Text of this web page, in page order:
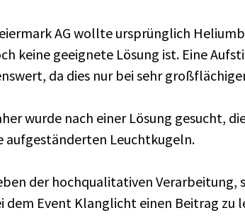
AG woll­te ur­sprüng­lich
kei­ne ge­eig­ne­te Lö­sung ist. Eine
da dies nur bei sehr
wur­de nach ei­ner Lö­sung ge­sucht,
auf­ge­stän­der­ten Leucht­ku­geln.
der hoch­qua­li­ta­ti­ven
dem Event Klang­licht ei­nen Bei­trag zu